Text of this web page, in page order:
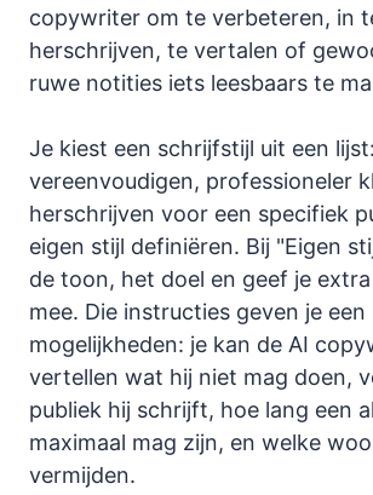
copywriter om te verbeteren, in
herschrijven, te vertalen of
ruwe notities iets leesbaars te
Je kiest een schrijfstijl uit een
vereenvoudigen, professioneler
herschrijven voor een specifiek
eigen stijl definiëren. Bij "Eigen
de toon, het doel en geef je
mee. Die instructies geven je een
mogelijkheden: je kan de AI
vertellen wat hij niet mag doen,
publiek hij schrijft, hoe lang een
maximaal mag zijn, en welke
vermijden.